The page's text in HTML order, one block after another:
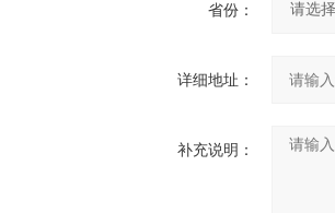
省份：
详细地址：
补充说明：